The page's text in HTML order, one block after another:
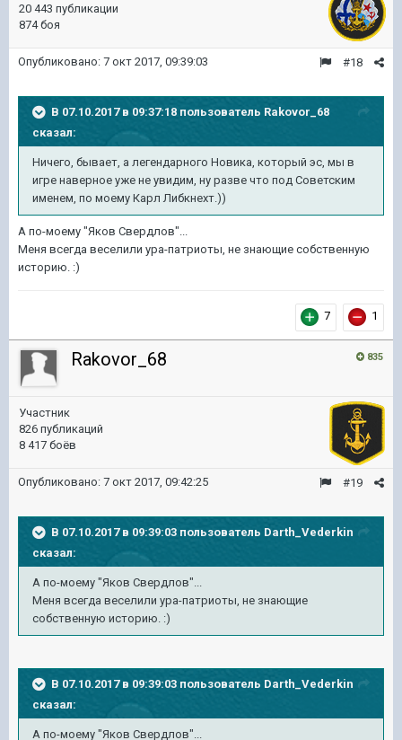
20 443 публикации
874 боя
#18
Опубликовано: 7 окт 2017, 09:39:03
В 07.10.2017 в 09:37:18 пользователь Rakovor_68
сказал:
Ничего, бывает, а легендарного Новика, который эс, мы в
игре наверное уже не увидим, ну разве что под Советским
именем, по моему Карл Либкнехт.))
А по-моему "Яков Свердлов"...
Меня всегда веселили ура-патриоты, не знающие собственную
историю. :)
7 1
835
Rakovor_68
Участник
826 публикаций
8 417 боёв
#19
Опубликовано: 7 окт 2017, 09:42:25
В 07.10.2017 в 09:39:03 пользователь Darth_Vederkin
сказал:
А по-моему "Яков Свердлов"...
Меня всегда веселили ура-патриоты, не знающие
собственную историю. :)
В 07.10.2017 в 09:39:03 пользователь Darth_Vederkin
сказал:
А по-моему "Яков Свердлов"...